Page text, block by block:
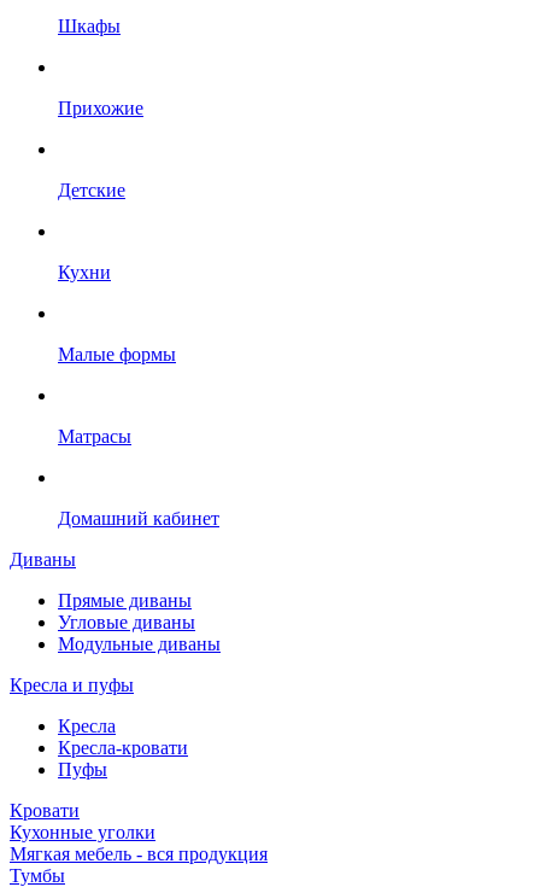
Шкафы
Прихожие
Детские
Кухни
Малые формы
Матрасы
Домашний кабинет
Диваны
Прямые диваны
Угловые диваны
Модульные диваны
Кресла и пуфы
Кресла
Кресла-кровати
Пуфы
Кровати
Кухонные уголки
Мягкая мебель - вся продукция
Тумбы